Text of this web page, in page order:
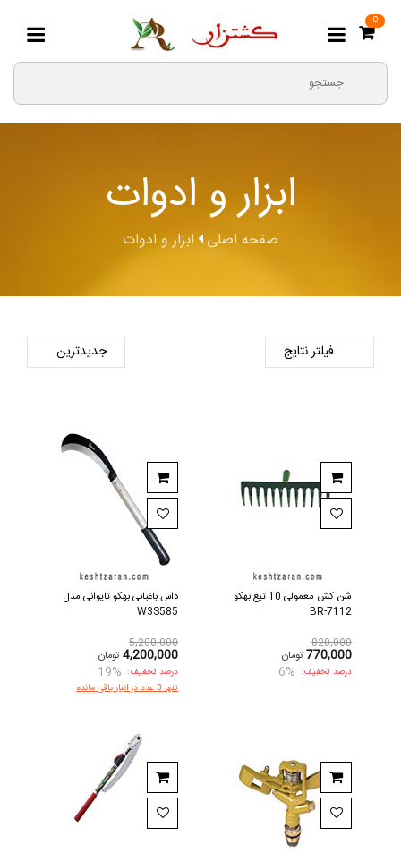
0
ابزار و ادوات
صفحه اصلی ابزار و ادوات
فیلتر نتایج
شن کش معمولی 10 تیغ بهکو
BR-7112
820,000
770,000 تومان
درصد تخفیف: 6%
داس باغبانی بهکو تایوانی مدل
W3S585
5,200,000
4,200,000 تومان
درصد تخفیف: 19%
تنها 3 عدد در انبار باقی مانده